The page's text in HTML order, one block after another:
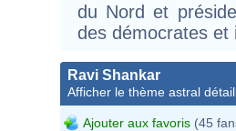
du Nord et
des démocrates et
Ravi Shankar
Afficher le thème astral
Ajouter aux favoris (45